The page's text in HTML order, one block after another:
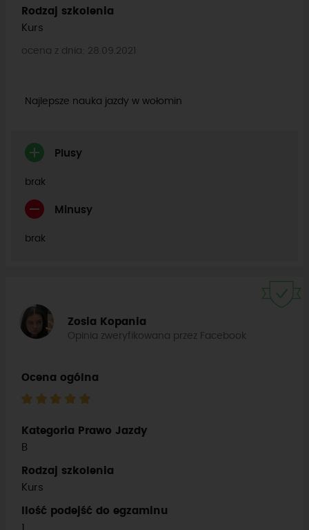
Rodzaj szkolenia
Kurs
ocena z dnia: 28.09.2021
Najlepsze nauka jazdy w wołomin
Plusy
brak
Minusy
brak
Ocena ogólna
Kategoria Prawo Jazdy
B
Rodzaj szkolenia
Kurs
Ilość podejść do egzaminu
1
Zosia Kopania
Opinia zweryfikowana przez Facebook